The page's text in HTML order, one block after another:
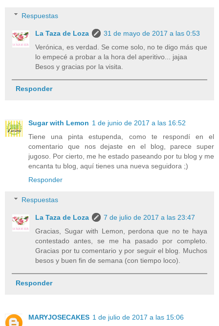
Respuestas
La Taza de Loza
31 de mayo de 2017 a las 0:53
Verónica, es verdad. Se come solo, no te digo más que
lo empecé a probar a la hora del aperitivo... jajaa
Besos y gracias por la visita.
Responder
Sugar with Lemon 1 de junio de 2017 a las 16:52
Tiene una pinta estupenda, como te respondí en el
comentario que nos dejaste en el blog, parece super
jugoso. Por cierto, me he estado paseando por tu blog y me
encanta tu blog, aquí tienes una nueva seguidora ;)
Responder
Respuestas
La Taza de Loza
7 de julio de 2017 a las 23:47
Gracias, Sugar with Lemon, perdona que no te haya
contestado antes, se me ha pasado por completo.
Gracias por tu comentario y por seguir el blog. Muchos
besos y buen fin de semana (con tiempo loco).
Responder
MARYJOSECAKES 1 de julio de 2017 a las 15:06